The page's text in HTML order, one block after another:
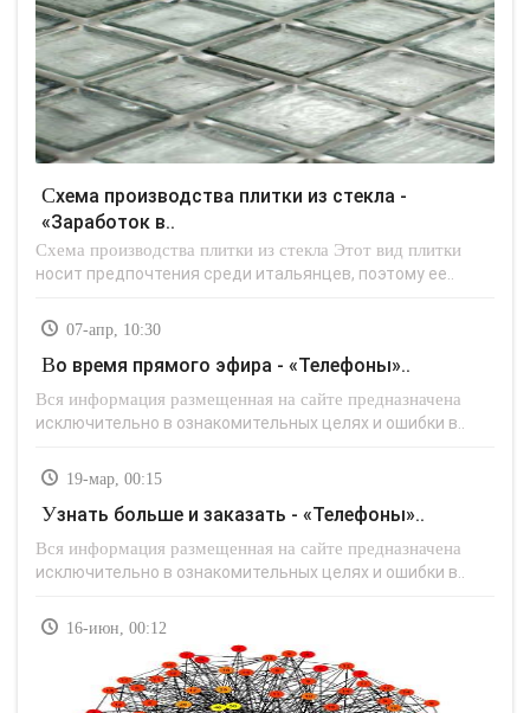
Схема производства плитки из стекла -
«Заработок в..
Схема производства плитки из стекла Этот вид плитки
носит предпочтения среди итальянцев, поэтому ее..
07-апр, 10:30
Во время прямого эфира - «Телефоны»..
Вся информация размещенная на сайте предназначена
исключительно в ознакомительных целях и ошибки в..
19-мар, 00:15
Узнать больше и заказать - «Телефоны»..
Вся информация размещенная на сайте предназначена
исключительно в ознакомительных целях и ошибки в..
16-июн, 00:12